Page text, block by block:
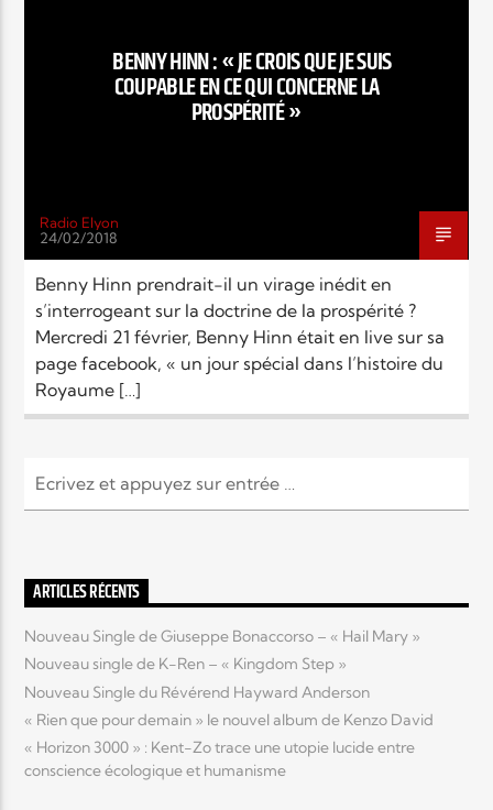
Radio Elyon
Elyon Rhema
Elyon Kids
BENNY HINN : « JE CROIS QUE JE SUIS
COUPABLE EN CE QUI CONCERNE LA
PROSPÉRITÉ »
Radio Elyon
24/02/2018
Benny Hinn prendrait-il un virage inédit en
s’interrogeant sur la doctrine de la prospérité ?
Mercredi 21 février, Benny Hinn était en live sur sa
page facebook, « un jour spécial dans l’histoire du
Royaume […]
ARTICLES RÉCENTS
Nouveau Single de Giuseppe Bonaccorso – « Hail Mary »
Nouveau single de K-Ren – « Kingdom Step »
Nouveau Single du Révérend Hayward Anderson
« Rien que pour demain » le nouvel album de Kenzo David
« Horizon 3000 » : Kent-Zo trace une utopie lucide entre
conscience écologique et humanisme